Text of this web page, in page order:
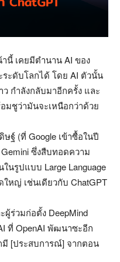
นี้ เคยมีตำนาน AI ของ
ระดับโลกได้ โดย AI ตัวนั้น
กำลังกลับมาอีกครั้ง และ
มชูว่ามันจะเหนือกว่าด้วย
ฐ์ (ที่ Google เข้าซื้อในปี
ซึ่งสืบทอดความ
นรูปแบบ Large Language
หญ่ เช่นเดียวกับ ChatGPT
ผู้ร่วมก่อตั้ง DeepMind
ที่ OpenAI พัฒนาซะอีก
มี [ประสบการณ์] จากตอน